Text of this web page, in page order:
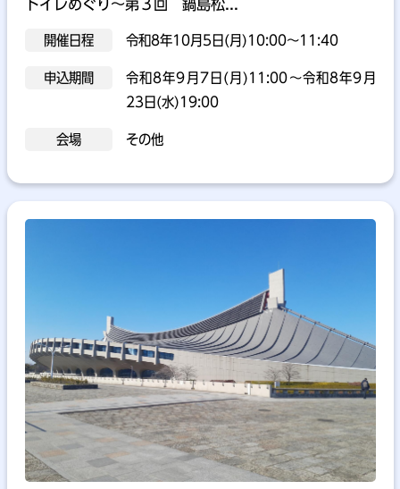
開催日程 令和8年10月5日(月)10:00～11:40
申込期間
令和8年9月7日(月)11:00～令和8年9月
23日(水)19:00
会場 その他